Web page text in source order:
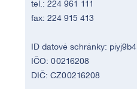
tel.: 224 961 111
fax: 224 915 413
ID datové schránky: piyj9b4
IČO: 00216208
DIČ: CZ00216208